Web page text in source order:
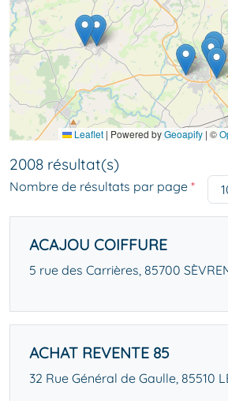
Leaflet | Powered byGeoapify | ©
2008 résultat(s)
Nombre de résultats par page *
ACAJOU COIFFURE
5 rue des Carrières, 85700
ACHAT REVENTE 85
32 Rue Général de Gaulle, 85510